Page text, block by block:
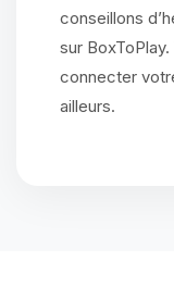
conseillons
sur
connecter
ailleurs.